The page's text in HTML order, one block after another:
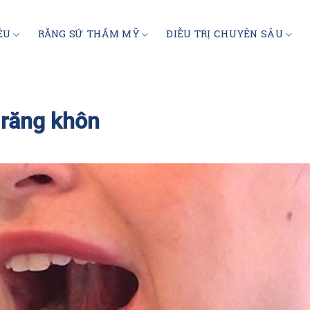
RĂNG SỨ THẨM MỸ ĐIỀU TRỊ CHUYÊN SÂU
khôn